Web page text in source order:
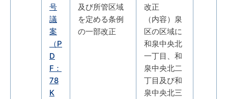
号
議
案
（P
D
F：
78
K
及び所管区域
を定める条例
の一部改正
改正
（内容）泉
区の区域に
和泉中央北
一丁目、和
泉中央北二
丁目及び和
泉中央北三